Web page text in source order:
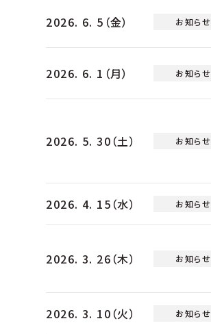
2026. 6. 5（金） お知らせ
2026. 6. 1（月） お知らせ
2026. 5. 30（土） お知らせ
2026. 4. 15（水） お知らせ
2026. 3. 26（木） お知らせ
2026. 3. 10（火） お知らせ